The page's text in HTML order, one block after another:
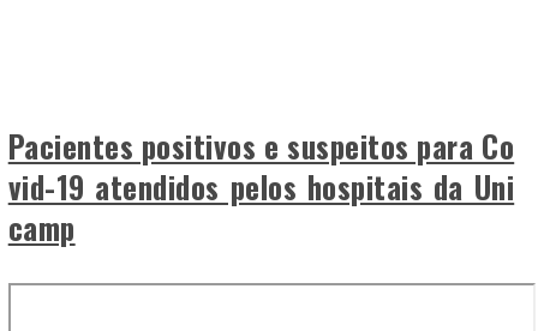
Pacientes positivos e suspeitos para Co
vid-19 atendidos pelos hospitais da Uni
camp